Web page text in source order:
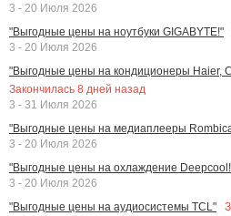
3 - 20 Июля 2026
"Выгодные цены на ноутбуки GIGABYTE!"
3 - 20 Июля 2026
"Выгодные цены на кондиционеры Haier,
Закончилась 8 дней назад
3 - 31 Июля 2026
"Выгодные цены на медиаплееры
3 - 20 Июля 2026
"Выгодные цены на охлаждение
3 - 20 Июля 2026
"Выгодные цены на аудиосистемы TCL"